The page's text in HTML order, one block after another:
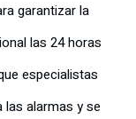
garantizar la
las 24 horas
especialistas
alarmas y se